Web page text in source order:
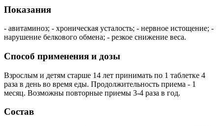
Показания
- авитаминоз; - хроническая усталость; - нервное истощение; -
нарушение белкового обмена; - резкое снижение веса.
Способ применения и дозы
Взрослым и детям старше 14 лет принимать по 1 таблетке 4
раза в день во время еды. Продолжительность приема - 1
месяц. Возможны повторные приемы 3-4 раза в год.
Состав